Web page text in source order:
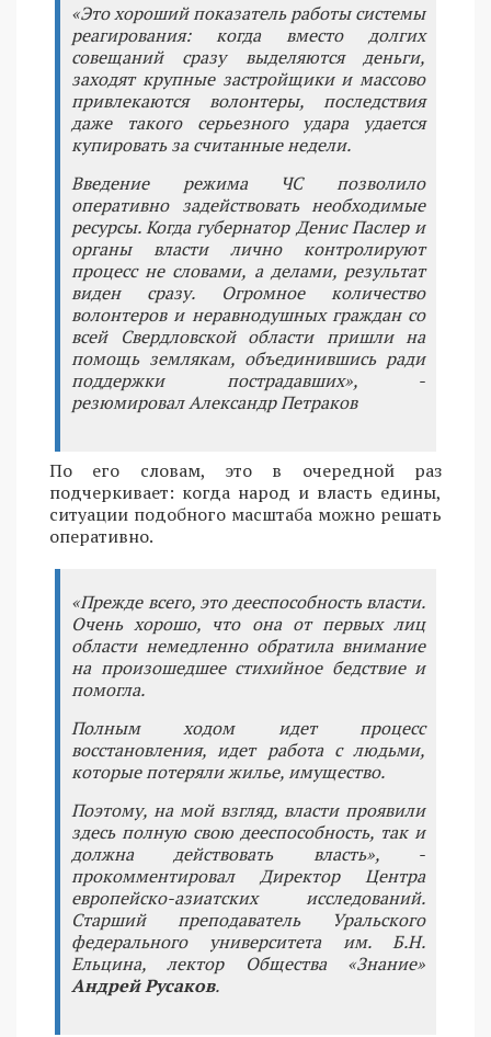
«Это хороший показатель работы системы
реагирования: когда вместо долгих
совещаний сразу выделяются деньги,
заходят крупные застройщики и массово
привлекаются волонтеры, последствия
даже такого серьезного удара удается
купировать за считанные недели.
Введение режима ЧС позволило
оперативно задействовать необходимые
ресурсы. Когда губернатор Денис Паслер и
органы власти лично контролируют
процесс не словами, а делами, результат
виден сразу. Огромное количество
волонтеров и неравнодушных граждан со
всей Свердловской области пришли на
помощь землякам, объединившись ради
поддержки пострадавших», -
резюмировал Александр Петраков
По его словам, это в очередной раз
подчеркивает: когда народ и власть едины,
ситуации подобного масштаба можно решать
оперативно.
«Прежде всего, это дееспособность власти.
Очень хорошо, что она от первых лиц
области немедленно обратила внимание
на произошедшее стихийное бедствие и
помогла.
Полным ходом идет процесс
восстановления, идет работа с людьми,
которые потеряли жилье, имущество.
Поэтому, на мой взгляд, власти проявили
здесь полную свою дееспособность, так и
должна действовать власть», -
прокомментировал Директор Центра
европейско-азиатских исследований.
Старший преподаватель Уральского
федерального университета им. Б.Н.
Ельцина, лектор Общества «Знание»
Андрей Русаков.